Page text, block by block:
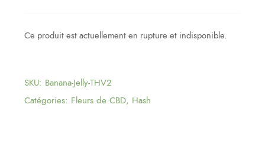
Ce produit est actuellement en rupture et indisponible.
SKU: Banana-Jelly-THV2
Catégories: Fleurs de CBD, Hash